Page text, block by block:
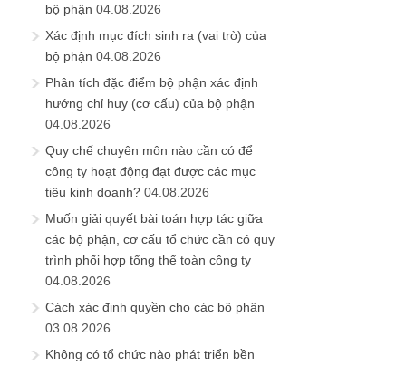
bộ phận 04.08.2026
Xác định mục đích sinh ra (vai trò) của
bộ phận 04.08.2026
Phân tích đặc điểm bộ phận xác định
hướng chỉ huy (cơ cấu) của bộ phận
04.08.2026
Quy chế chuyên môn nào cần có để
công ty hoạt động đạt được các mục
tiêu kinh doanh? 04.08.2026
Muốn giải quyết bài toán hợp tác giữa
các bộ phận, cơ cấu tổ chức cần có quy
trình phối hợp tổng thể toàn công ty
04.08.2026
Cách xác định quyền cho các bộ phận
03.08.2026
Không có tổ chức nào phát triển bền